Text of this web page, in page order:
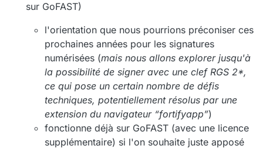
sur GoFAST)
l'orientation que nous pourrions préconiser ces
prochaines années pour les signatures
numérisées (mais nous allons explorer jusqu'à
la possibilité de signer avec une clef RGS 2*,
ce qui pose un certain nombre de défis
techniques, potentiellement résolus par une
extension du navigateur “fortifyapp”)
fonctionne déjà sur GoFAST (avec une licence
supplémentaire) si l'on souhaite juste apposé